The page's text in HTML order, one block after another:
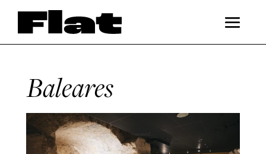
Baleares